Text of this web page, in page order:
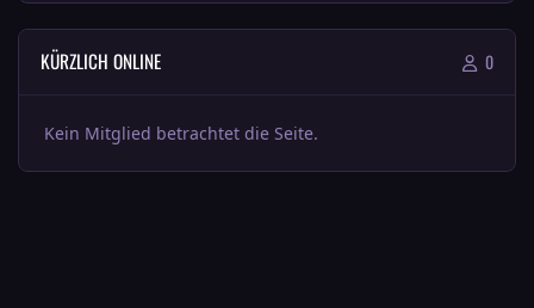
KÜRZLICH ONLINE 0
Kein Mitglied betrachtet die Seite.